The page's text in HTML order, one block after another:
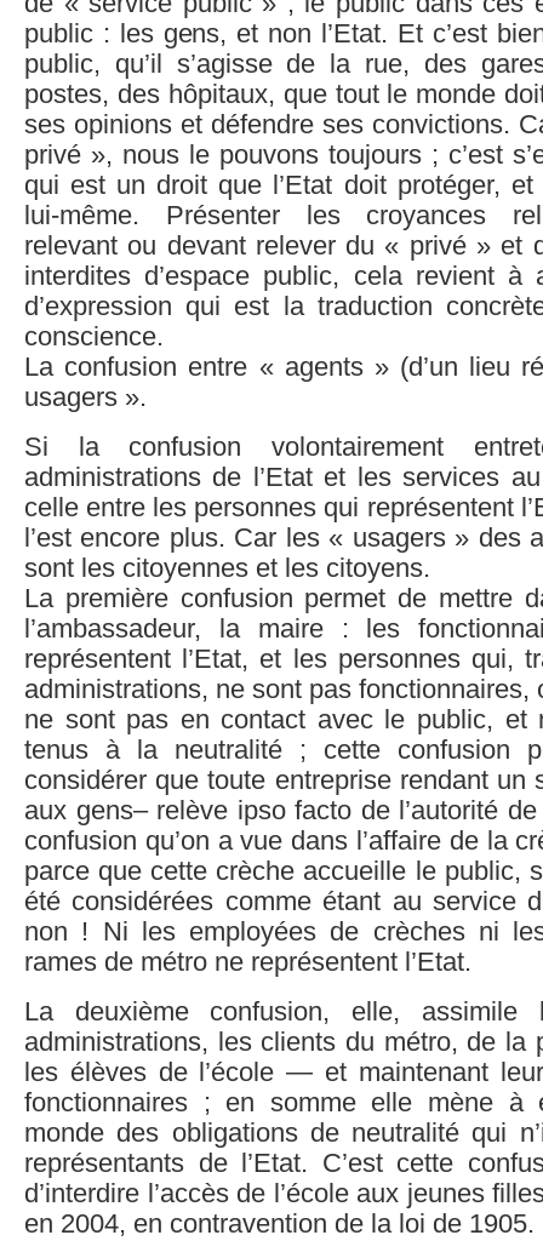
public : les gens, et non l’Etat. Et c’est
public, qu’il s’agisse de la rue, des
postes, des hôpitaux, que tout le monde
ses opinions et défendre ses convictions.
privé », nous le pouvons toujours ; c’est
qui est un droit que l’Etat doit protéger, et
lui-même. Présenter les croyances
relevant ou devant relever du « privé » et
interdites d’espace public, cela revient à
d’expression qui est la traduction
conscience.
La confusion entre « agents » (d’un lieu
usagers ».
Si la confusion volontairement
administrations de l’Etat et les services
celle entre les personnes qui représentent
l’est encore plus. Car les « usagers » des
sont les citoyennes et les citoyens.
La première confusion permet de mettre
l’ambassadeur, la maire : les
représentent l’Etat, et les personnes qui,
administrations, ne sont pas fonctionnaires,
ne sont pas en contact avec le public, et
tenus à la neutralité ; cette confusion
considérer que toute entreprise rendant un
aux gens– relève ipso facto de l’autorité de
confusion qu’on a vue dans l’affaire de la
parce que cette crèche accueille le public,
été considérées comme étant au service
non ! Ni les employées de crèches ni
rames de métro ne représentent l’Etat.
La deuxième confusion, elle, assimile
administrations, les clients du métro, de la
les élèves de l’école — et maintenant
fonctionnaires ; en somme elle mène à
monde des obligations de neutralité qui
représentants de l’Etat. C’est cette
d’interdire l’accès de l’école aux jeunes
en 2004, en contravention de la loi de 1905.